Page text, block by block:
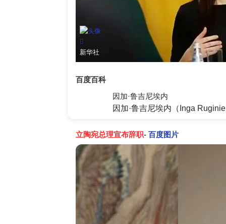
新华社
百度百科
因加·鲁吉尼埃内
立陶宛总理宣布辞职- 百度图片